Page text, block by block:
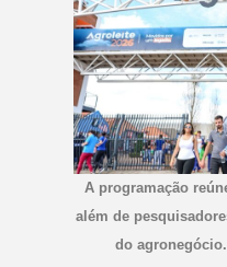
A programação
além de
do